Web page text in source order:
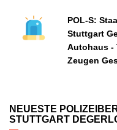
POL-S:
Stuttgart
Autohaus -
Zeugen
NEUESTE
STUTTGART